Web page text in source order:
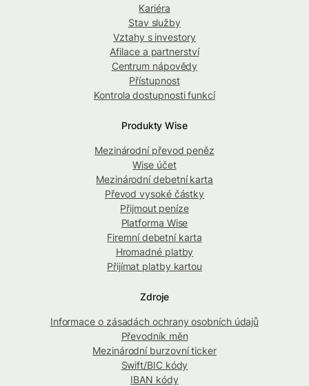
Kariéra
Stav služby
Vztahy s investory
Afilace a partnerství
Centrum nápovědy
Přístupnost
Kontrola dostupnosti funkcí
Produkty Wise
Mezinárodní převod peněz
Wise účet
Mezinárodní debetní karta
Převod vysoké částky
Přijmout peníze
Platforma Wise
Firemní debetní karta
Hromadné platby
Přijímat platby kartou
Zdroje
Informace o zásadách ochrany osobních údajů
Převodník měn
Mezinárodní burzovní ticker
Swift/BIC kódy
IBAN kódy